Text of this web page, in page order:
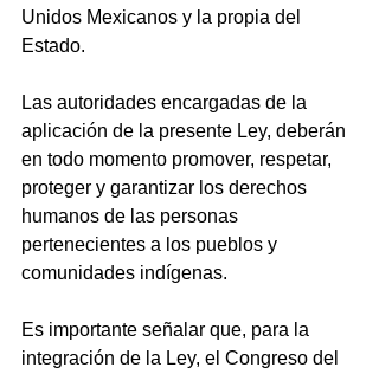
Unidos Mexicanos y la propia del
Estado.
Las autoridades encargadas de la
aplicación de la presente Ley, deberán
en todo momento promover, respetar,
proteger y garantizar los derechos
humanos de las personas
pertenecientes a los pueblos y
comunidades indígenas.
Es importante señalar que, para la
integración de la Ley, el Congreso del